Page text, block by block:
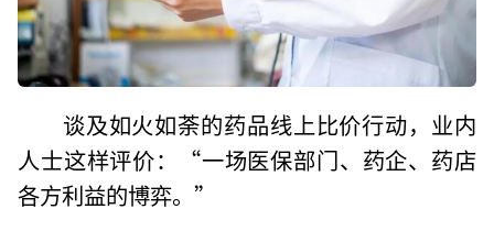
谈及如火如荼的药品线上比价行动，业内
人士这样评价：“一场医保部门、药企、药店
各方利益的博弈。”